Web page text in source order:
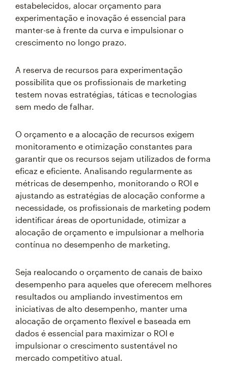
estabelecidos, alocar orçamento para
experimentação e inovação é essencial para
manter-se à frente da curva e impulsionar o
crescimento no longo prazo.
A reserva de recursos para experimentação
possibilita que os profissionais de marketing
testem novas estratégias, táticas e tecnologias
sem medo de falhar.
O orçamento e a alocação de recursos exigem
monitoramento e otimização constantes para
garantir que os recursos sejam utilizados de forma
eficaz e eficiente. Analisando regularmente as
métricas de desempenho, monitorando o ROI e
ajustando as estratégias de alocação conforme a
necessidade, os profissionais de marketing podem
identificar áreas de oportunidade, otimizar a
alocação de orçamento e impulsionar a melhoria
contínua no desempenho de marketing.
Seja realocando o orçamento de canais de baixo
desempenho para aqueles que oferecem melhores
resultados ou ampliando investimentos em
iniciativas de alto desempenho, manter uma
alocação de orçamento flexível e baseada em
dados é essencial para maximizar o ROI e
impulsionar o crescimento sustentável no
mercado competitivo atual.